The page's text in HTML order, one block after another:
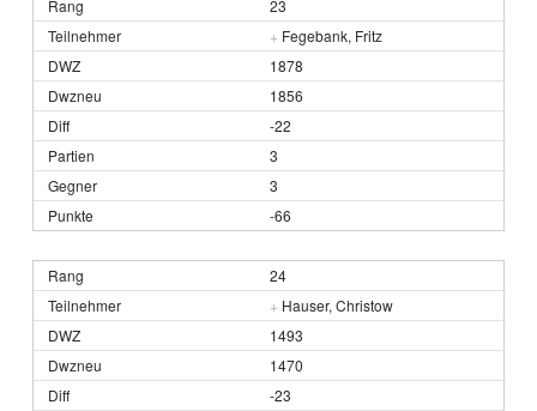
23
+ Fegebank, Fritz
1878
1856
-22
3
3
-66
24
+ Hauser, Christow
1493
1470
-23